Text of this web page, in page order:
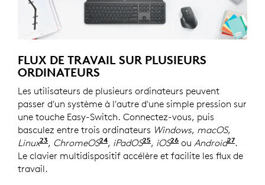
FLUX DE TRAVAIL SUR PLUSIEURS
ORDINATEURS
Les utilisateurs de plusieurs ordinateurs peuvent
passer d'un système à l'autre d'une simple pression sur
une touche Easy-Switch. Connectez-vous, puis
basculez entre trois ordinateurs Windows, macOS,
Linux23Les fonctions de base du dispositif seront
, ChromeOS24Les fonctions de base du
, iPadOS25Les fonctions de base
, iOS26 Les fonctions de
ou Android27Les
.
Le clavier multidispositif accélère et facilite les flux de
travail.